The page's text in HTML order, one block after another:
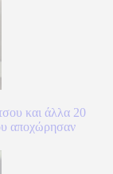
και άλλα 20
αποχώρησαν